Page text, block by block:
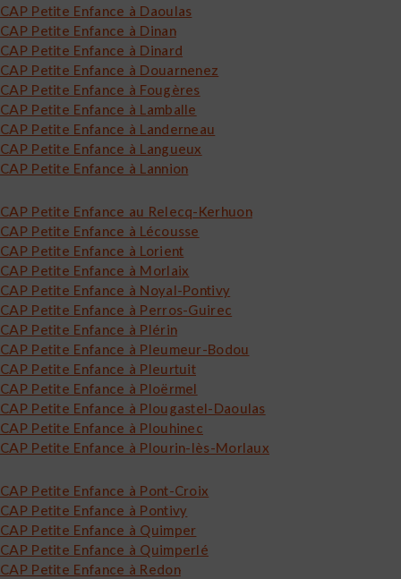
CAP Petite Enfance à Daoulas
CAP Petite Enfance à Dinan
CAP Petite Enfance à Dinard
CAP Petite Enfance à Douarnenez
CAP Petite Enfance à Fougères
CAP Petite Enfance à Lamballe
CAP Petite Enfance à Landerneau
CAP Petite Enfance à Langueux
CAP Petite Enfance à Lannion
CAP Petite Enfance au Relecq-Kerhuon
CAP Petite Enfance à Lécousse
CAP Petite Enfance à Lorient
CAP Petite Enfance à Morlaix
CAP Petite Enfance à Noyal-Pontivy
CAP Petite Enfance à Perros-Guirec
CAP Petite Enfance à Plérin
CAP Petite Enfance à Pleumeur-Bodou
CAP Petite Enfance à Pleurtuit
CAP Petite Enfance à Ploërmel
CAP Petite Enfance à Plougastel-Daoulas
CAP Petite Enfance à Plouhinec
CAP Petite Enfance à Plourin-lès-Morlaux
CAP Petite Enfance à Pont-Croix
CAP Petite Enfance à Pontivy
CAP Petite Enfance à Quimper
CAP Petite Enfance à Quimperlé
CAP Petite Enfance à Redon